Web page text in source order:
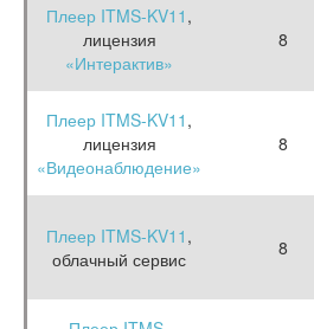
Плеер ITMS-KV11 ,
лицензия
«Интерактив»
8
Плеер ITMS-KV11 ,
лицензия
«Видеонаблюдение»
8
Плеер ITMS-KV11 ,
облачный сервис
8